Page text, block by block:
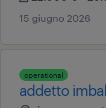
15 giugno 2026
operational
addetto